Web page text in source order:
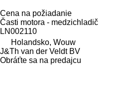
Cena na požiadanie
Časti motora - medzichladič
LN002110
Holandsko, Wouw
J&Th van der Veldt BV
Obráťte sa na predajcu